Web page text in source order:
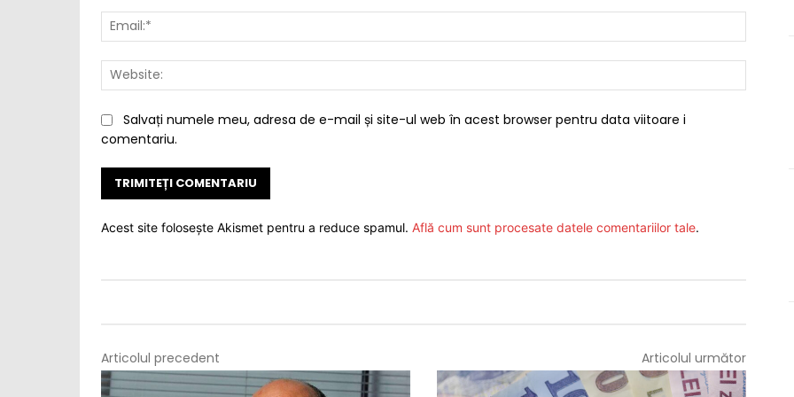
Salvați numele meu, adresa de e-mail și site-ul web în acest browser pentru data viitoare i
comentariu.
Acest site folosește Akismet pentru a reduce spamul. Află cum sunt procesate datele comentariilor tale.
Articolul precedent Articolul următor